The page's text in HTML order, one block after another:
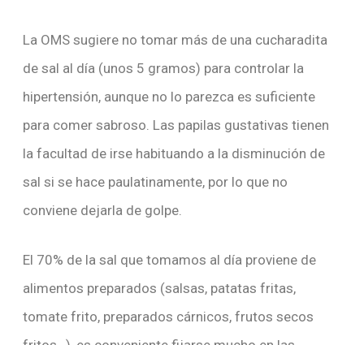
La OMS sugiere no tomar más de una cucharadita
de sal al día (unos 5 gramos) para controlar la
hipertensión, aunque no lo parezca es suficiente
para comer sabroso. Las papilas gustativas tienen
la facultad de irse habituando a la disminución de
sal si se hace paulatinamente, por lo que no
conviene dejarla de golpe.
El 70% de la sal que tomamos al día proviene de
alimentos preparados (salsas, patatas fritas,
tomate frito, preparados cárnicos, frutos secos